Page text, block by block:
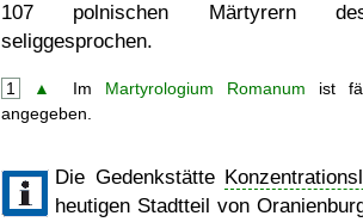
107 polnischen Märtyrern des
seliggesprochen.
1 ▲ Im Martyrologium Romanum ist
angegeben.
Die Gedenkstätte
heutigen Stadtteil von